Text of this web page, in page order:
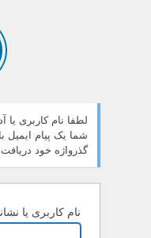
لطفا نام کاربری یا
شما یک پیام ایمیل
گذرواژه خود
نام کاربری یا